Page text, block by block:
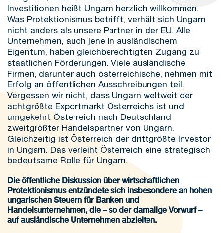
Investitionen heißt Ungarn herzlich willkommen.
Was Protektionismus betrifft, verhält sich Ungarn
nicht anders als unsere Partner in der EU. Alle
Unternehmen, auch jene in ausländischem
Eigentum, haben gleichberechtigten Zugang zu
staatlichen Förderungen. Viele ausländische
Firmen, darunter auch österreichische, nehmen mit
Erfolg an öffentlichen Ausschreibungen teil.
Vergessen wir nicht, dass Ungarn weltweit der
achtgrößte Exportmarkt Österreichs ist und
umgekehrt Österreich nach Deutschland
zweitgrößter Handelspartner von Ungarn.
Gleichzeitig ist Österreich der drittgrößte Investor
in Ungarn. Das verleiht Österreich eine strategisch
bedeutsame Rolle für Ungarn.
Die öffentliche Diskussion über wirtschaftlichen
Protektionismus entzündete sich insbesondere an hohen
ungarischen Steuern für Banken und
Handelsunternehmen, die – so der damalige Vorwurf –
auf ausländische Unternehmen abzielten.